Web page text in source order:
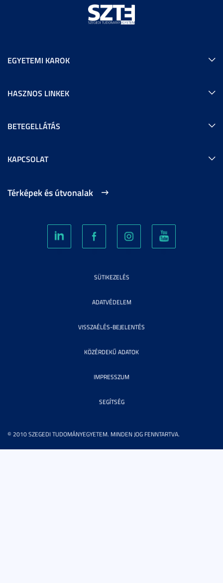
EGYETEMI KAROK
HASZNOS LINKEK
BETEGELLÁTÁS
KAPCSOLAT
Térképek és útvonalak
© 2010 SZEGEDI TUDOMÁNYEGYETEM. MINDEN JOG FENNTARTVA.
SÜTIKEZELÉS
ADATVÉDELEM
VISSZAÉLÉS-BEJELENTÉS
KÖZÉRDEKŰ ADATOK
IMPRESSZUM
SEGÍTSÉG